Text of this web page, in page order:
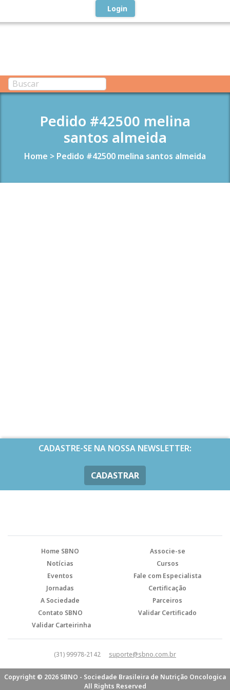
Login
Pedido #42500 melina
santos almeida
Home > Pedido #42500 melina santos almeida
CADASTRE-SE NA NOSSA NEWSLETTER:
CADASTRAR
Home SBNO
Associe-se
Notícias
Cursos
Eventos
Fale com Especialista
Jornadas
Certificação
A Sociedade
Parceiros
Contato SBNO
Validar Certificado
Validar Carteirinha
(31) 99978-2142 suporte@sbno.com.br
Copyright © 2026 SBNO - Sociedade Brasileira de Nutrição Oncologica
All Rights Reserved